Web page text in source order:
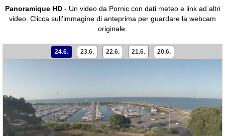
Panoramique HD- Un video da Pornic con dati meteo e link ad altri
video. Clicca sull'immagine di anteprima per guardare la webcam
originale.
24.6. 23.6. 22.6. 21.6. 20.6.